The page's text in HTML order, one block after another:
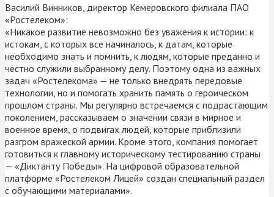
Василий Винников, директор Кемеровского филиала ПАО
«Ростелеком»:
«Никакое развитие невозможно без уважения к истории: к
истокам, с которых все начиналось, к датам, которые
необходимо знать и помнить, к людям, которые преданно и
честно служили выбранному делу. Поэтому одна из важных
задач «Ростелекома» — не только внедрять передовые
технологии, но и помогать хранить память о героическом
прошлом страны. Мы регулярно встречаемся с подрастающим
поколением, рассказываем о значении связи в мирное и
военное время, о подвигах людей, которые приблизили
разгром вражеской армии. Кроме этого, компания помогает
готовиться к главному историческому тестированию страны
— «Диктанту Победы». На цифровой образовательной
платформе «Ростелеком Лицей» создан специальный раздел
с обучающими материалами».